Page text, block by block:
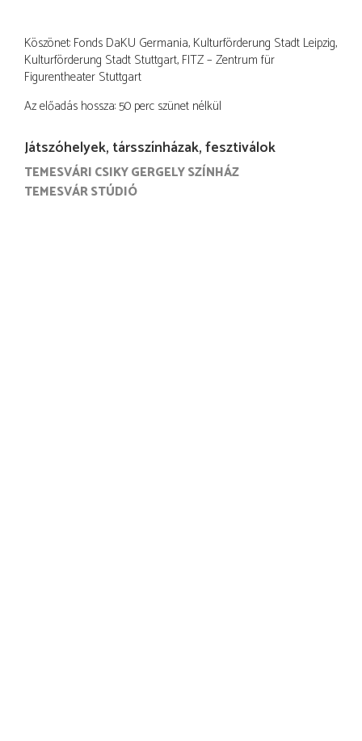
Köszönet: Fonds DaKU Germania, Kulturförderung Stadt Leipzig,
Kulturförderung Stadt Stuttgart, FITZ – Zentrum für
Figurentheater Stuttgart
Az előadás hossza: 50 perc szünet nélkül
Játszóhelyek, társszínházak, fesztiválok
TEMESVÁRI CSIKY GERGELY SZÍNHÁZ
TEMESVÁR STÚDIÓ